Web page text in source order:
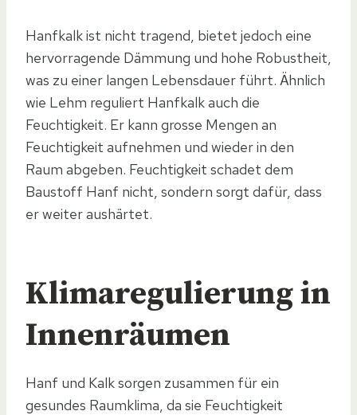
Hanfkalk ist nicht tragend, bietet jedoch eine
hervorragende Dämmung und hohe Robustheit,
was zu einer langen Lebensdauer führt. Ähnlich
wie Lehm reguliert Hanfkalk auch die
Feuchtigkeit. Er kann grosse Mengen an
Feuchtigkeit aufnehmen und wieder in den
Raum abgeben. Feuchtigkeit schadet dem
Baustoff Hanf nicht, sondern sorgt dafür, dass
er weiter aushärtet.
Klimaregulierung in
Innenräumen
Hanf und Kalk sorgen zusammen für ein
gesundes Raumklima, da sie Feuchtigkeit